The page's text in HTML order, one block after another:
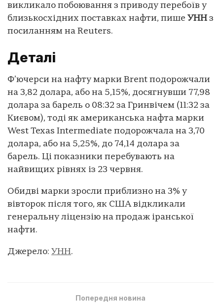
викликало побоювання з приводу перебоїв у
близькосхідних поставках нафти, пише УНН з
посиланням на Reuters.
Деталі
Ф’ючерси на нафту марки Brent подорожчали
на 3,82 долара, або на 5,15%, досягнувши 77,98
долара за барель о 08:32 за Гринвічем (11:32 за
Києвом), тоді як американська нафта марки
West Texas Intermediate подорожчала на 3,70
долара, або на 5,25%, до 74,14 долара за
барель. Ці показники перебувають на
найвищих рівнях із 23 червня.
Обидві марки зросли приблизно на 3% у
вівторок після того, як США відкликали
генеральну ліцензію на продаж іранської
нафти.
Джерело: УНН.
Попередня новина